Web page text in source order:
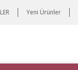
Yeni Ürünler